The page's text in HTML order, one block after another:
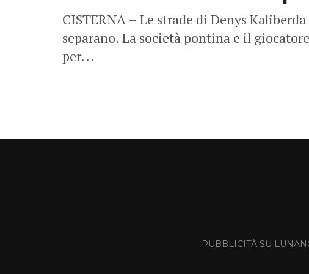
CISTERNA – Le strade di Denys
separano. La società pontina e il
per...
PUBBLICITÀ SU